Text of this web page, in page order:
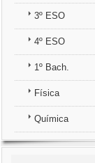
3º ESO
4º ESO
1º Bach.
Física
Química